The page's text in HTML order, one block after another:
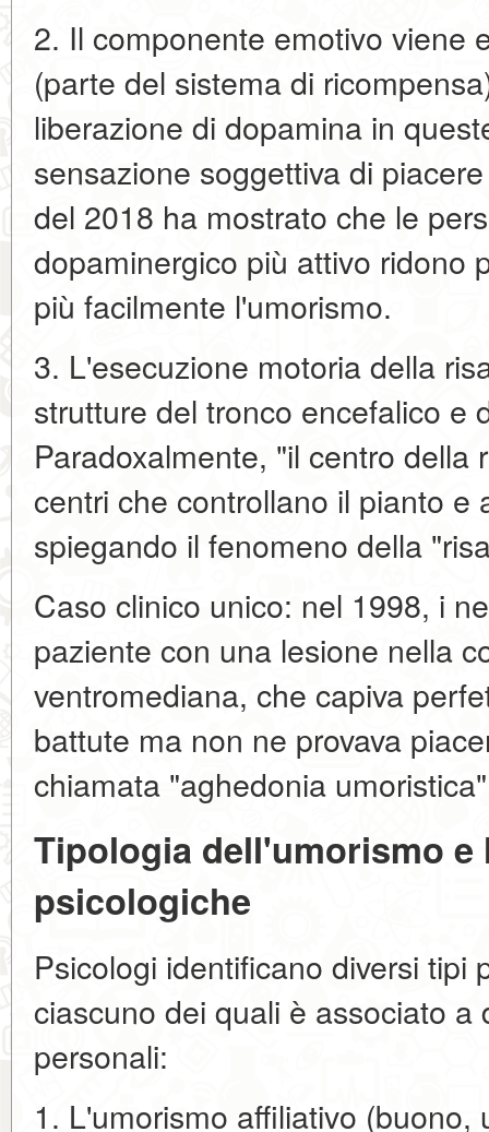
2. Il componente emotivo viene
(parte del sistema di
liberazione di dopamina in
sensazione soggettiva di
del 2018 ha mostrato che le
dopaminergico più attivo ridono
più facilmente l'umorismo.
3. L'esecuzione motoria della
strutture del tronco encefalico e
Paradoxalmente, "il centro della
centri che controllano il pianto e
spiegando il fenomeno della
Caso clinico unico: nel 1998, i
paziente con una lesione nella
ventromediana, che capiva
battute ma non ne provava
chiamata "aghedonia
Tipologia dell'umorismo
psicologiche
Psicologi identificano diversi tipi
ciascuno dei quali è associato
personali:
1. L'umorismo affiliativo (buono,